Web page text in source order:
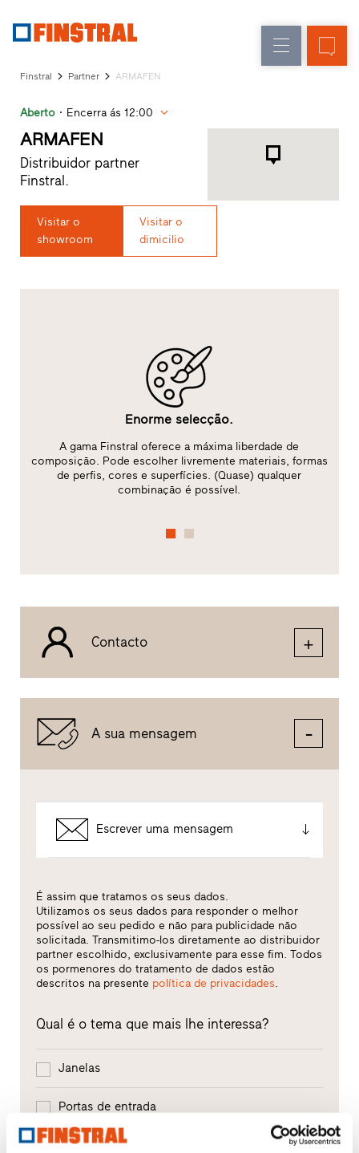
de
entrada
nova
para
arquitetos
Finstral
Partner
Procura
de
distribuidor
Acessos
Finstral Partner ARMAFEN
Aberto Encerra ás 12:00
ARMAFEN
Distribuidor partner
Finstral.
Visitar o
showroom
Visitar o
dimicilio
Enorme selecção.
A gama Finstral oferece a máxima liberdade de
composição. Pode escolher livremente materiais, formas
de perfis, cores e superfícies. (Quase) qualquer
combinação é possível.
Contacto
A sua mensagem
Escrever uma mensagem
É assim que tratamos os seus dados.
Utilizamos os seus dados para responder o melhor
possível ao seu pedido e não para publicidade não
solicitada. Transmitimo-los diretamente ao distribuidor
partner escolhido, exclusivamente para esse fim. Todos
os pormenores do tratamento de dados estão
descritos na presente política de privacidades.
Qual é o tema que mais lhe interessa?
Janelas
Portas de entrada
Envidraçados